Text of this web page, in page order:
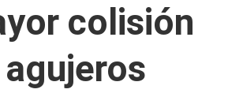
colisión